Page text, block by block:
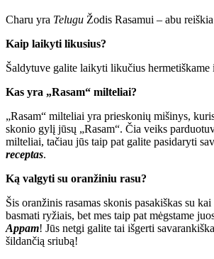
Charu yra Telugu Žodis Rasamui – abu
Kaip laikyti likusius?
Šaldytuve galite laikyti likučius hermetiškame
Kas yra „Rasam“ milteliai?
„Rasam“ milteliai yra prieskonių mišinys,
skonio gylį jūsų „Rasam“. Čia veiks
milteliai, tačiau jūs taip pat galite pasidaryti
receptas.
Ką valgyti su oranžiniu rasu?
Šis oranžinis rasamas skonis pasakiškas su
basmati ryžiais, bet mes taip pat mėgstame
Appam! Jūs netgi galite tai išgerti
šildančią sriubą!